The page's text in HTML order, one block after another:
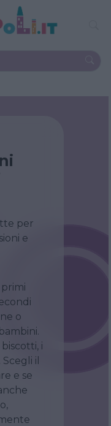
per
e
o
i
il
e se